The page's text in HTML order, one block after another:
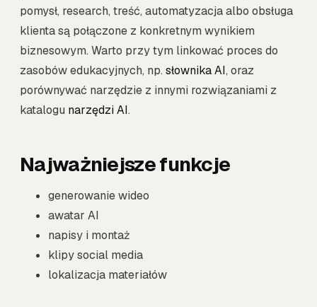
pomysł, research, treść, automatyzacja albo obsługa
klienta są połączone z konkretnym wynikiem
biznesowym. Warto przy tym linkować proces do
zasobów edukacyjnych, np. słownika AI, oraz
porównywać narzędzie z innymi rozwiązaniami z
katalogu narzędzi AI.
Najważniejsze funkcje
generowanie wideo
awatar AI
napisy i montaż
klipy social media
lokalizacja materiałów